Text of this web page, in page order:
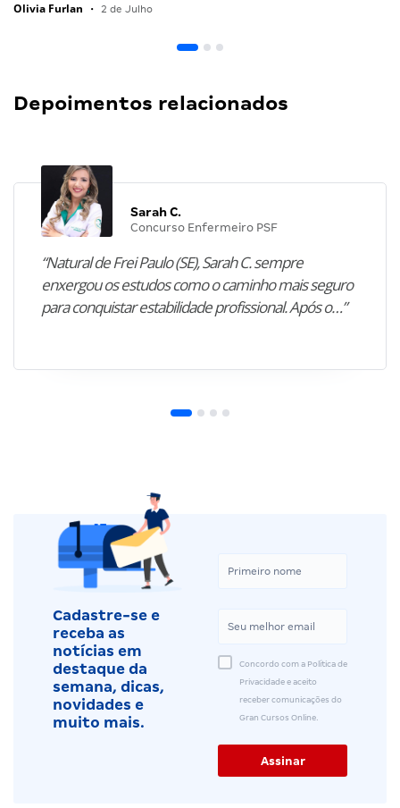
Olivia Furlan • 2 de Julho
Depoimentos relacionados
Sarah C.
Concurso Enfermeiro PSF
“Natural de Frei Paulo (SE), Sarah C. sempre
enxergou os estudos como o caminho mais seguro
para conquistar estabilidade profissional. Após o…”
Cadastre-se e
receba as
notícias em
destaque da
semana, dicas,
novidades e
muito mais.
Concordo com a Política de
Privacidade e aceito
receber comunicações do
Gran Cursos Online.